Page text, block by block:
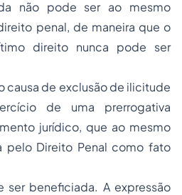
não pode ser ao mesmo
penal, de maneira que o
direito nunca pode ser
causa de exclusão de ilicitude
de uma prerrogativa
jurídico, que ao mesmo
pelo Direito Penal como fato
ser beneficiada. A expressão